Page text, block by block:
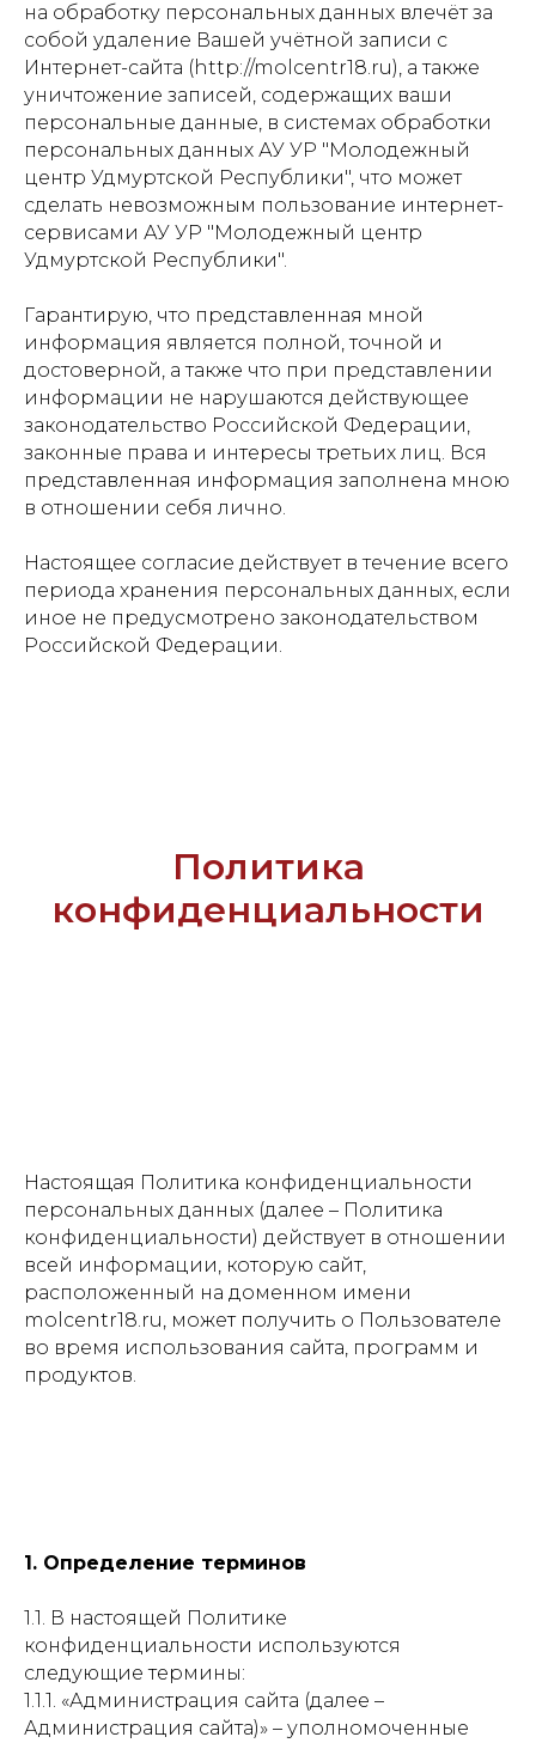
на обработку персональных данных влечёт за
собой удаление Вашей учётной записи с
Интернет-сайта (http://molcentr18.ru), а также
уничтожение записей, содержащих ваши
персональные данные, в системах обработки
персональных данных АУ УР "Молодежный
центр Удмуртской Республики", что может
сделать невозможным пользование интернет-
сервисами АУ УР "Молодежный центр
Удмуртской Республики".
Гарантирую, что представленная мной
информация является полной, точной и
достоверной, а также что при представлении
информации не нарушаются действующее
законодательство Российской Федерации,
законные права и интересы третьих лиц. Вся
представленная информация заполнена мною
в отношении себя лично.
Настоящее согласие действует в течение всего
периода хранения персональных данных, если
иное не предусмотрено законодательством
Российской Федерации.
Политика
конфиденциальности
Настоящая Политика конфиденциальности
персональных данных (далее – Политика
конфиденциальности) действует в отношении
всей информации, которую сайт,
расположенный на доменном имени
molcentr18.ru, может получить о Пользователе
во время использования сайта, программ и
продуктов.
1. Определение терминов
1.1. В настоящей Политике
конфиденциальности используются
следующие термины:
1.1.1. «Администрация сайта (далее –
Администрация сайта)» – уполномоченные